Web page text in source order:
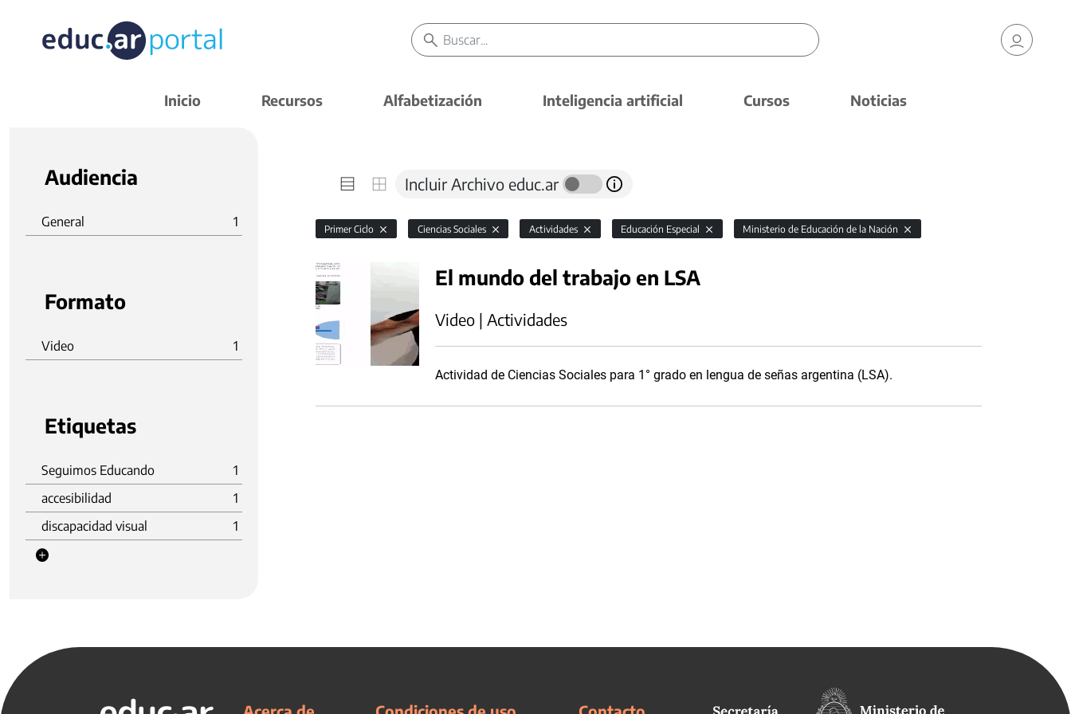
Inicio Recursos Alfabetización Inteligencia artificial Cursos Noticias
Audiencia
General 1
Formato
Video 1
Etiquetas
Seguimos Educando
1
accesibilidad
1
discapacidad visual
1
Incluir Archivo educ.ar
Primer Ciclo Ciencias Sociales Actividades Educación Especial Ministerio de Educación de la Nación
El mundo del trabajo en LSA
Video | Actividades
Actividad de Ciencias Sociales para 1° grado en lengua de señas argentina (LSA).